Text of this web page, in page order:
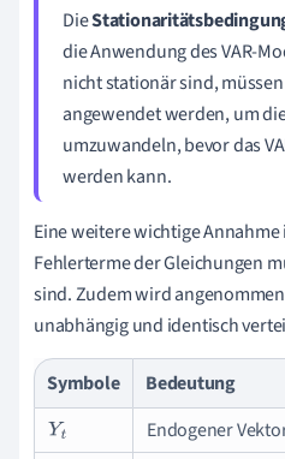
Die
die Anwendung des VAR-
nicht stationär sind,
angewendet werden, um
umzuwandeln, bevor das
werden kann.
Eine weitere wichtige Annahme
Fehlerterme der Gleichungen
sind. Zudem wird
unabhängig und identisch
Symbole
Bedeutung
Yt
Endogener